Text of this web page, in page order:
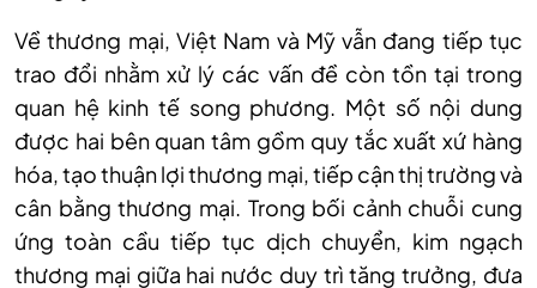
Về thương mại, Việt Nam và Mỹ vẫn đang tiếp tục
trao đổi nhằm xử lý các vấn đề còn tồn tại trong
quan hệ kinh tế song phương. Một số nội dung
được hai bên quan tâm gồm quy tắc xuất xứ hàng
hóa, tạo thuận lợi thương mại, tiếp cận thị trường và
cân bằng thương mại. Trong bối cảnh chuỗi cung
ứng toàn cầu tiếp tục dịch chuyển, kim ngạch
thương mại giữa hai nước duy trì tăng trưởng, đưa